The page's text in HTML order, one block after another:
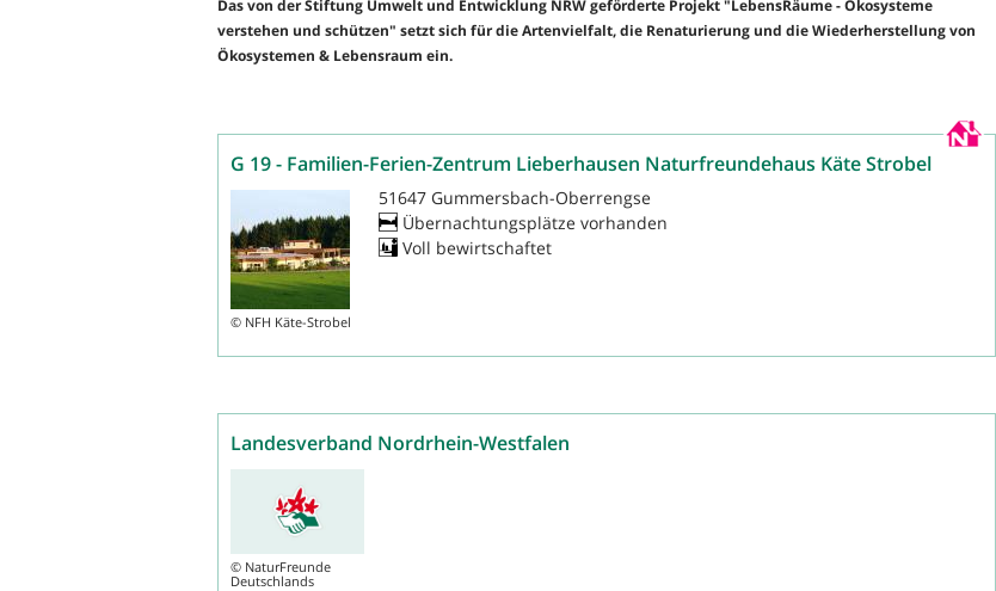
Das von der Stiftung Umwelt und Entwicklung NRW geförderte Projekt "LebensRäume - Ökosysteme
verstehen und schützen" setzt sich für die Artenvielfalt, die Renaturierung und die Wiederherstellung von
Ökosystemen & Lebensraum ein.
G 19 - Familien-Ferien-Zentrum Lieberhausen Naturfreundehaus Käte Strobel
© NFH Käte-Strobel
51647 Gummersbach-Oberrengse
Übernachtungsplätze vorhanden
Voll bewirtschaftet
Landesverband Nordrhein-Westfalen
© NaturFreunde
Deutschlands